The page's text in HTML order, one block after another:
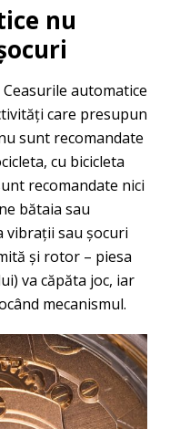
nu
automatice
care presupun
sunt recomandate
cu bicicleta
recomandate nici
bătaia sau
vibrații sau șocuri
și rotor – piesa
va căpăta joc, iar
mecanismul.